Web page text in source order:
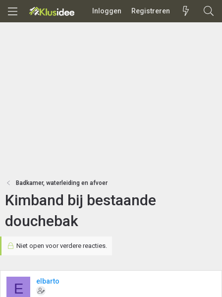
Inloggen Registreren
Badkamer, waterleiding en afvoer
Kimband bij bestaande
douchebak
Niet open voor verdere reacties.
E elbarto